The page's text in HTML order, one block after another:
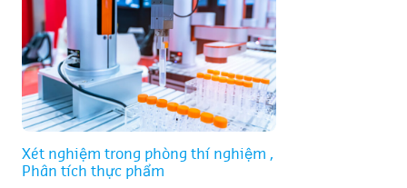
Xét nghiệm trong phòng thí nghiệm
Phân tích thực phẩm